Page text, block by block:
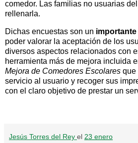
comedor. Las familias no usuarias
rellenarla.
Dichas encuestas son un importante
poder valorar la aceptación de los
diversos aspectos relacionados con
herramienta más de mejora incluida
Mejora de Comedores Escolares que
servicio al usuario y recoger sus
con el claro objetivo de prestar un
Jesús Torres del Rey el 23 enero